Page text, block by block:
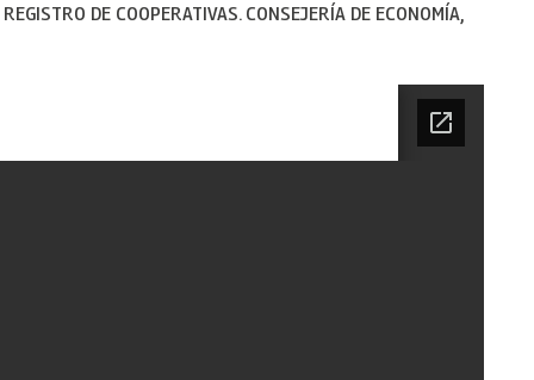
DE COOPERATIVAS. CONSEJERÍA DE ECONOMÍA,